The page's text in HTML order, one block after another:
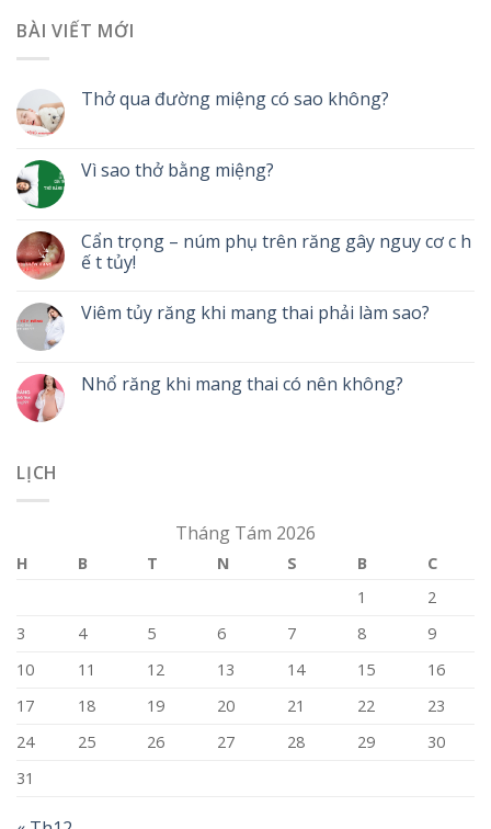
BÀI VIẾT MỚI
Thở qua đường miệng có sao không?
Vì sao thở bằng miệng?
Cẩn trọng – núm phụ trên răng gây nguy cơ c h
ế t tủy!
Viêm tủy răng khi mang thai phải làm sao?
Nhổ răng khi mang thai có nên không?
LỊCH
Tháng Tám 2026
H B T N S B
C
1
2
3
4 5 6 7 8
9
10
11 12 13 14 15
16
17
18 19 20 21 22
23
24
25 26 27 28 29
30
31